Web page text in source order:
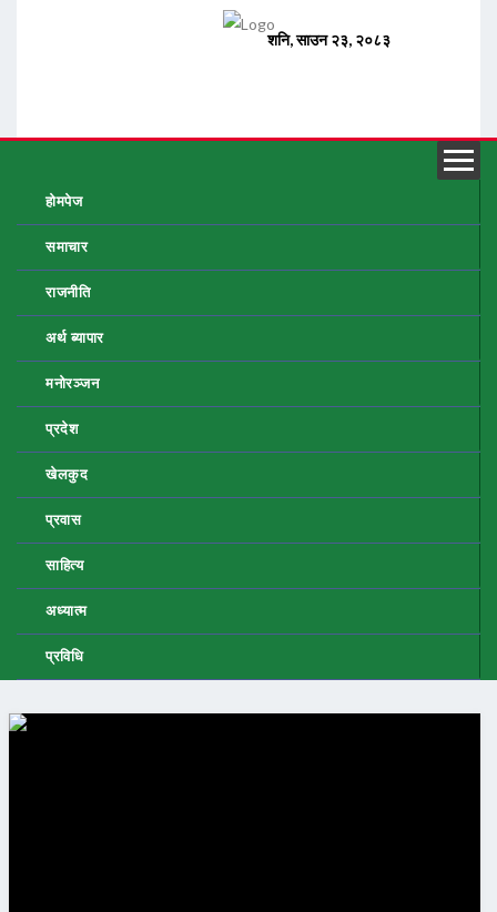
होमपेज
समाचार
राजनीति
अर्थ ब्यापार
मनोरञ्जन
प्रदेश
खेलकुद
प्रवास
साहित्य
अध्यात्म
प्रविधि